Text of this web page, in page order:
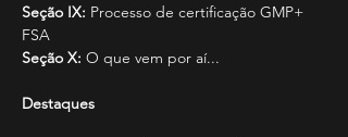
Seção IX: Processo de certificação GMP+
FSA
Seção X: O que vem por aí...
Destaques